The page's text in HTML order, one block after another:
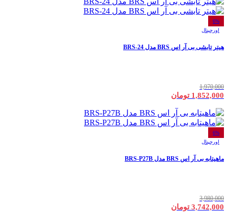
6%
اورجینال
هیتر تابشی بی آر اس BRS مدل BRS-24
1,970,000
1,852,000 تومان
6%
اورجینال
ماهیتابه بی آر اس BRS مدل BRS-P27B
3,980,000
3,742,000 تومان